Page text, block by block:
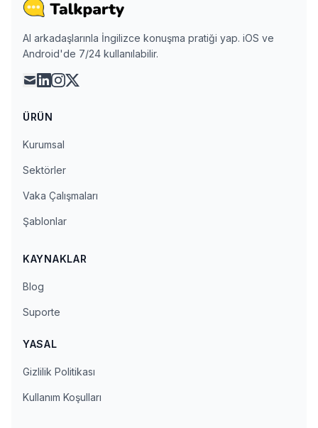
AI arkadaşlarınla İngilizce konuşma pratiği yap. iOS ve
Android'de 7/24 kullanılabilir.
maillinkedin
instagram
x
ÜRÜN
Kurumsal
Sektörler
Vaka Çalışmaları
Şablonlar
KAYNAKLAR
Blog
Suporte
YASAL
Gizlilik Politikası
Kullanım Koşulları